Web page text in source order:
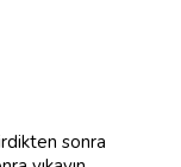
sonra